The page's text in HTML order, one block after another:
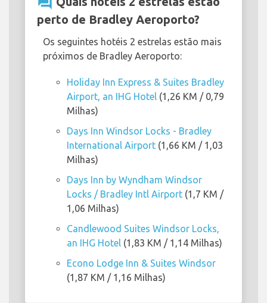
perto de Bradley Aeroporto?
Os seguintes hotéis 2 estrelas estão mais
próximos de Bradley Aeroporto:
Holiday Inn Express & Suites Bradley
Airport, an IHG Hotel (1,26 KM / 0,79
Milhas)
Days Inn Windsor Locks - Bradley
International Airport (1,66 KM / 1,03
Milhas)
Days Inn by Wyndham Windsor
Locks / Bradley Intl Airport (1,7 KM /
1,06 Milhas)
Candlewood Suites Windsor Locks,
an IHG Hotel (1,83 KM / 1,14 Milhas)
Econo Lodge Inn & Suites Windsor
(1,87 KM / 1,16 Milhas)